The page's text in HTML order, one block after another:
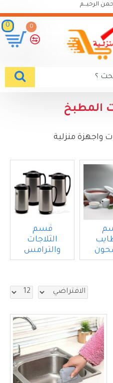
الرحيـــم
0
0
المطبخ
منزلية
قسم
الثلاجات
والترامس